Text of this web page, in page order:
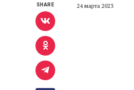
24 марта 2023
SHARE